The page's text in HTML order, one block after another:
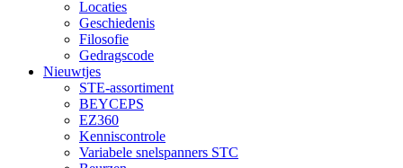
Locaties
Geschiedenis
Filosofie
Gedragscode
Nieuwtjes
STE-assortiment
BEYCEPS
EZ360
Kenniscontrole
Variabele snelspanners STC